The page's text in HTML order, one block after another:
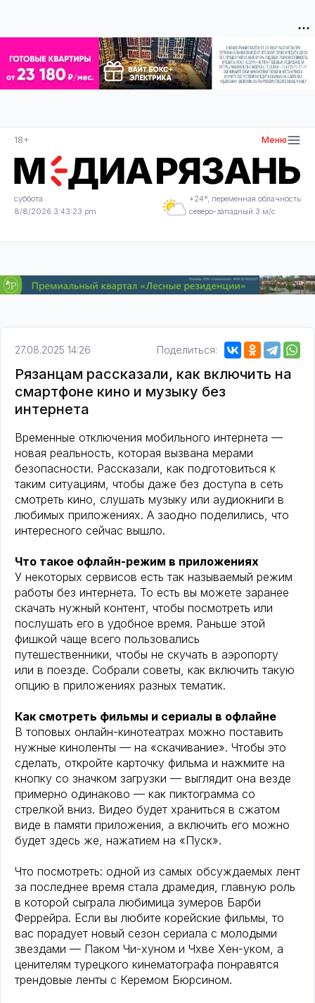
18+ Меню
суббота
8/8/2026 3:43:23 pm
+24°, переменная облачность
северо-западный 3 м/с
27.08.2025 14:26 Поделиться:
Рязанцам рассказали, как включить на
смартфоне кино и музыку без
интернета
Временные отключения мобильного интернета —
новая реальность, которая вызвана мерами
безопасности. Рассказали, как подготовиться к
таким ситуациям, чтобы даже без доступа в сеть
смотреть кино, слушать музыку или аудиокниги в
любимых приложениях. А заодно поделились, что
интересного сейчас вышло.
Что такое офлайн-режим в приложениях
У некоторых сервисов есть так называемый режим
работы без интернета. То есть вы можете заранее
скачать нужный контент, чтобы посмотреть или
послушать его в удобное время. Раньше этой
фишкой чаще всего пользовались
путешественники, чтобы не скучать в аэропорту
или в поезде. Собрали советы, как включить такую
опцию в приложениях разных тематик.
Как смотреть фильмы и сериалы в офлайне
В топовых онлайн-кинотеатрах можно поставить
нужные киноленты — на «скачивание». Чтобы это
сделать, откройте карточку фильма и нажмите на
кнопку со значком загрузки — выглядит она везде
примерно одинаково — как пиктограмма со
стрелкой вниз. Видео будет храниться в сжатом
виде в памяти приложения, а включить его можно
будет здесь же, нажатием на «Пуск».
Что посмотреть: одной из самых обсуждаемых лент
за последнее время стала драмедия, главную роль
в которой сыграла любимица зумеров Барби
Феррейра. Если вы любите корейские фильмы, то
вас порадует новый сезон сериала с молодыми
звездами — Паком Чи-хуном и Чхве Хен-уком, а
ценителям турецкого кинематографа понравятся
трендовые ленты с Керемом Бюрсином.